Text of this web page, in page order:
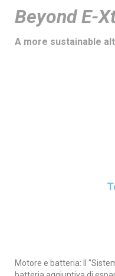
Beyond E-
A more sustainable
Motore e batteria: Il